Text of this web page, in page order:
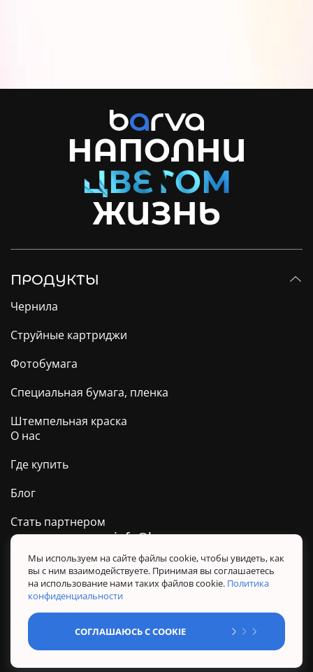
НАПОЛНИ
ЖИЗНЬ
ПРОДУКТЫ
Чернила
Струйные картриджи
Фотобумага
Специальная бумага, пленка
Штемпельная краска
О нас
Где купить
Блог
Стать партнером
0 800 509 278
Техподдержка ТМ BARVA
Политика конфиденциальности
Правила использования сайта
Sitemap
info@barva.ua
Мы используем на сайте файлы cookie, чтобы увидеть, как
вы с ним взаимодействуете. Принимая вы соглашаетесь
на использование нами таких файлов cookie. Политика
конфиденциальности
СОГЛАШАЮСЬ С COOKIE